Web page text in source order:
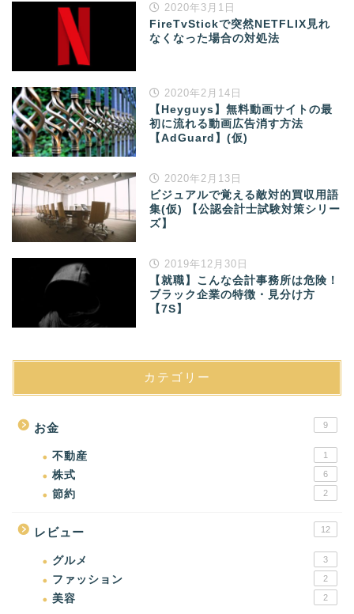
2020年3月1日
FireTvStickで突然NETFLIX見れ
なくなった場合の対処法
2020年2月14日
【Heyguys】無料動画サイトの最
初に流れる動画広告消す方法
【AdGuard】(仮)
2020年2月13日
ビジュアルで覚える敵対的買収用語
集(仮) 【公認会計士試験対策シリー
ズ】
2019年12月30日
【就職】こんな会計事務所は危険！
ブラック企業の特徴・見分け方
【7S】
カテゴリー
お金 9
不動産 1
株式 6
節約 2
レビュー 12
グルメ 3
ファッション 2
美容 2